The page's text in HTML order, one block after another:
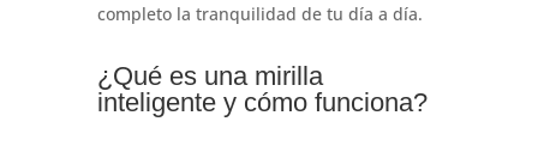
completo la tranquilidad de tu día a día.
¿Qué es una mirilla
inteligente y cómo funciona?